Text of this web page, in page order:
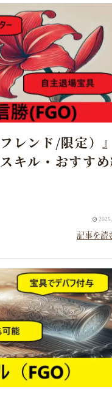
レンド/限定）』
キル・おすす